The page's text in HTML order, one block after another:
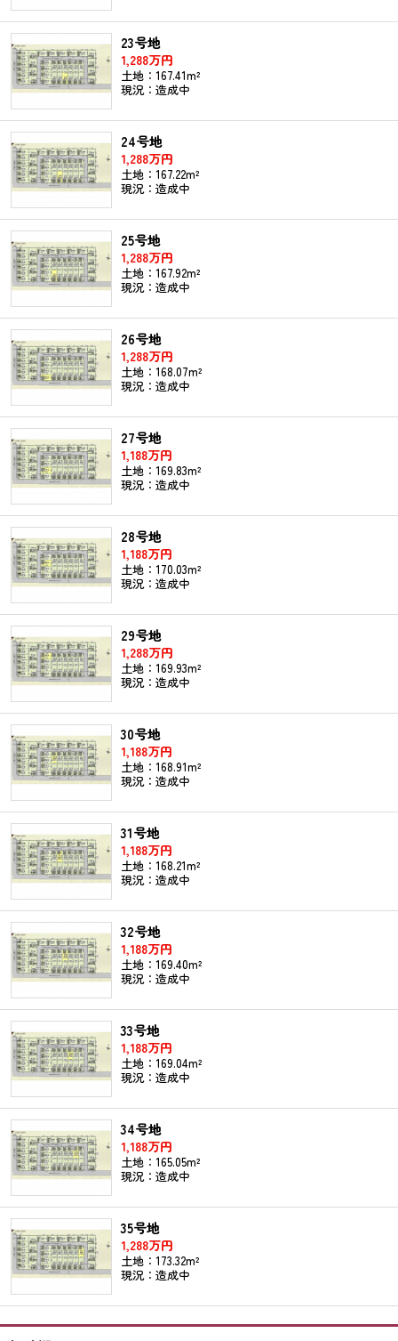
23号地
1,288万円
土地：167.41m²
現況：造成中
24号地
1,288万円
土地：167.22m²
現況：造成中
25号地
1,288万円
土地：167.92m²
現況：造成中
26号地
1,288万円
土地：168.07m²
現況：造成中
27号地
1,188万円
土地：169.83m²
現況：造成中
28号地
1,188万円
土地：170.03m²
現況：造成中
29号地
1,288万円
土地：169.93m²
現況：造成中
30号地
1,188万円
土地：168.91m²
現況：造成中
31号地
1,188万円
土地：168.21m²
現況：造成中
32号地
1,188万円
土地：169.40m²
現況：造成中
33号地
1,188万円
土地：169.04m²
現況：造成中
34号地
1,188万円
土地：165.05m²
現況：造成中
35号地
1,288万円
土地：173.32m²
現況：造成中